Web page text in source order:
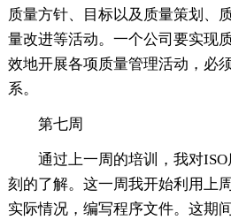
质量方针、目标以及质量策划、
量改进等活动。一个公司要实现
效地开展各项质量管理活动，必
系。
第七周
通过上一周的培训，我对
刻的了解。这一周我开始利用上
实际情况，编写程序文件。这期